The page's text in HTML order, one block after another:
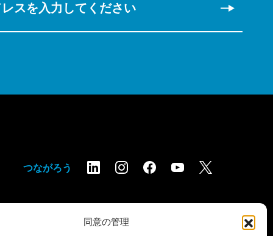
同意の管理
スを入力してください
つながろう